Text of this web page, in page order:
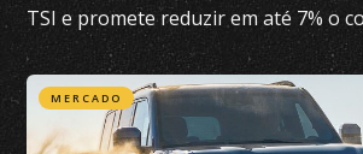
TSI e promete reduzir em até 7% o
com gasolina
MERCADO